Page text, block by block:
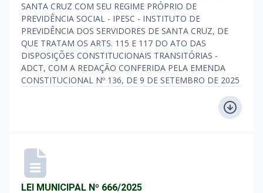
SANTA CRUZ COM SEU REGIME PRÓPRIO DE
PREVIDÊNCIA SOCIAL - IPESC - INSTITUTO DE
PREVIDÊNCIA DOS SERVIDORES DE SANTA CRUZ, DE
QUE TRATAM OS ARTS. 115 E 117 DO ATO DAS
DISPOSIÇÕES CONSTITUCIONAIS TRANSITÓRIAS -
ADCT, COM A REDAÇÃO CONFERIDA PELA EMENDA
CONSTITUCIONAL Nº 136, DE 9 DE SETEMBRO DE 2025
LEI MUNICIPAL Nº 666/2025